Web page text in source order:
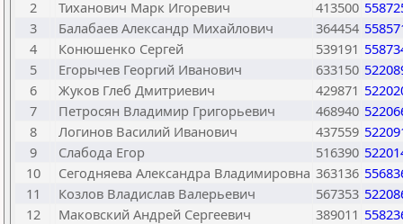
2
Тиханович Марк Игоревич 413500
3
Балабаев Александр Михайлович 364454
4
Конюшенко Сергей 539191
5
Егорычев Георгий Иванович 633150
6
Жуков Глеб Дмитриевич 429871
7
Петросян Владимир Григорьевич 468940
8
Логинов Василий Иванович 437559
9
Слабода Егор 516390
10
Сегодняева Александра Владимировна 363136
11
Козлов Владислав Валерьевич 567353
12
Маковский Андрей Сергеевич 389011